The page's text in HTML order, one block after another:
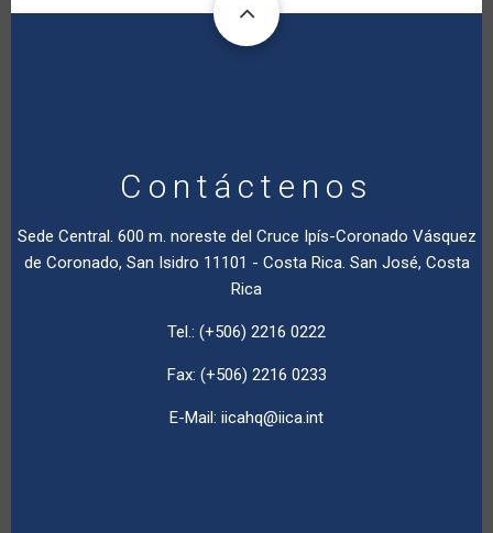
Contáctenos
Sede Central. 600 m. noreste del Cruce Ipís-Coronado Vásquez
de Coronado, San Isidro 11101 - Costa Rica. San José, Costa
Rica
Tel.: (+506) 2216 0222
Fax: (+506) 2216 0233
E-Mail: iicahq@iica.int